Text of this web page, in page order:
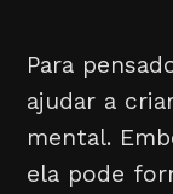
Para
ajudar a
mental.
ela pode